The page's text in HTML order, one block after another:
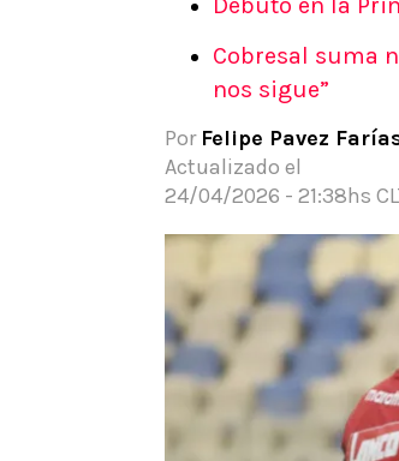
Pronósticos
Apuesta del día
Cobresal suma
nos sigue”
Por Felipe Pavez
Actualizado el
24/04/2026 - 21:38hs